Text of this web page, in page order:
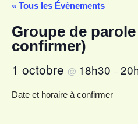
« Tous les Évènements
Groupe de
confirmer)
1 octobre @ 18h30 –
Date et horaire à confirmer